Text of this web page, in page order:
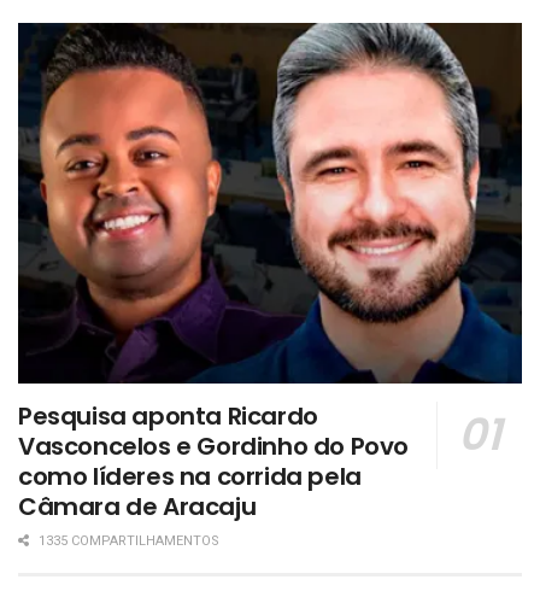
Pesquisa aponta Ricardo
Vasconcelos e Gordinho do Povo
como líderes na corrida pela
Câmara de Aracaju
1335 COMPARTILHAMENTOS